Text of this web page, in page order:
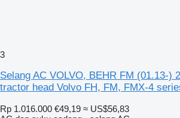
3
Selang AC VOLVO, BEHR FM (01.13-)
tractor head Volvo FH, FM, FMX-4
Rp 1.016.000 €49,19 ≈ US$56,83